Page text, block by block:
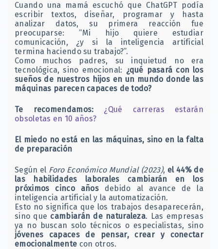
Cuando una mamá escuchó que ChatGPT podía
escribir textos, diseñar, programar y hasta
analizar datos, su primera reacción fue
preocuparse: “Mi hijo quiere estudiar
comunicación, ¿y si la inteligencia artificial
termina haciendo su trabajo?”.
Como muchos padres, su inquietud no era
tecnológica, sino emocional: ¿qué pasará con los
sueños de nuestros hijos en un mundo donde las
máquinas parecen capaces de todo?
Te recomendamos:
¿Qué carreras estarán
obsoletas en 10 años?
El miedo no está en las máquinas, sino en la falta
de preparación
Según el Foro Económico Mundial (2023), el 44% de
las habilidades laborales cambiarán en los
próximos cinco añosdebido al avance de la
inteligencia artificial y la automatización.
Esto no significa que los trabajos desaparecerán,
sino que cambiarán de naturaleza. Las empresas
ya no buscan solo técnicos o especialistas, sino
jóvenes capaces de pensar, crear y conectar
emocionalmente con otros.